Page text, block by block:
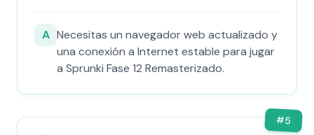
A Necesitas un navegador web actualizado y
una conexión a Internet estable para jugar
a Sprunki Fase 12 Remasterizado.
#5